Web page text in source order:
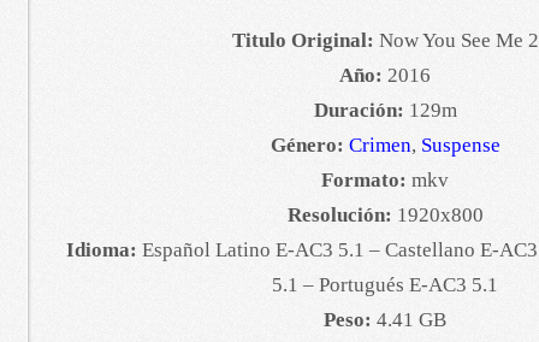
Titulo Original: Now You See Me 2
Año: 2016
Duración: 129m
Género: Crimen, Suspense
Formato: mkv
Resolución: 1920x800
Idioma: Español Latino E-AC3 5.1 – Castellano E-
5.1 – Portugués E-AC3 5.1
Peso: 4.41 GB